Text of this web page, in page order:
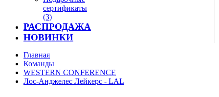
сертификаты
(3)
РАСПРОДАЖА
НОВИНКИ
Главная
Команды
WESTERN CONFERENCE
Лос-Анджелес Лейкерс - LAL